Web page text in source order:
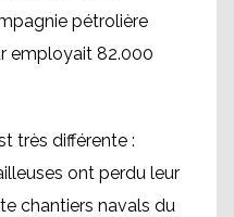
pétrolière
employait 82.000
très différente :
ont perdu leur
chantiers navals du